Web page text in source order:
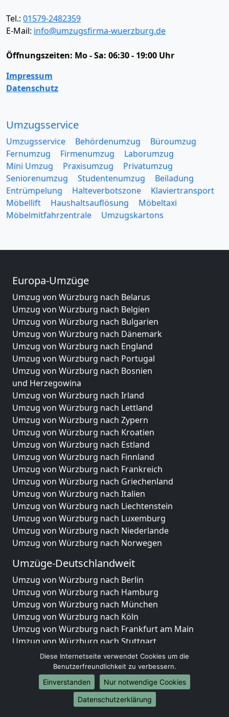
Tel.: 01579-2482359
E-Mail: info@umzugsfirma-wuerzburg.de
Öffnungszeiten: Mo - Sa: 06:30 - 19:00 Uhr
Impressum
Datenschutz
Umzugsservice
Umzugsservice Behördenumzug
Büroumzug
Fernumzug
Firmenumzug
Laborumzug
Mini Umzug
Praxisumzug
Privatumzug
Seniorenumzug
Studentenumzug
Beiladung
Entrümpelung
Halteverbotszone
Klaviertransport
Möbellift
Haushaltsauflösung
Möbeltaxi
Möbelmitfahrzentrale
Umzugskartons
Europa-Umzüge
Umzug von Würzburg nach Belarus
Umzug von Würzburg nach Belgien
Umzug von Würzburg nach Bulgarien
Umzug von Würzburg nach Dänemark
Umzug von Würzburg nach England
Umzug von Würzburg nach Portugal
Umzug von Würzburg nach Bosnien
und Herzegowina
Umzug von Würzburg nach Irland
Umzug von Würzburg nach Lettland
Umzug von Würzburg nach Zypern
Umzug von Würzburg nach Kroatien
Umzug von Würzburg nach Estland
Umzug von Würzburg nach Finnland
Umzug von Würzburg nach Frankreich
Umzug von Würzburg nach Griechenland
Umzug von Würzburg nach Italien
Umzug von Würzburg nach Liechtenstein
Umzug von Würzburg nach Luxemburg
Umzug von Würzburg nach Niederlande
Umzug von Würzburg nach Norwegen
Umzüge-Deutschlandweit
Umzug von Würzburg nach Berlin
Umzug von Würzburg nach Hamburg
Umzug von Würzburg nach München
Umzug von Würzburg nach Köln
Umzug von Würzburg nach Frankfurt am Main
Umzug von Würzburg nach Stuttgart
Umzug von Würzburg nach Düsseldorf
Umzug von Würzburg nach Leipzig
Umzug von Würzburg nach Dortmund
Umzug von Würzburg nach Essen
Umzug von Würzburg nach Bremen
Diese Internetseite verwendet Cookies um die
Benutzerfreundlichkeit zu verbessern.
Einverstanden
Nur notwendige Cookies
Datenschutzerklärung